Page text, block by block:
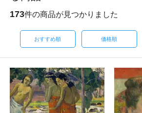
173件の商品が見つかりました
おすすめ順 価格順